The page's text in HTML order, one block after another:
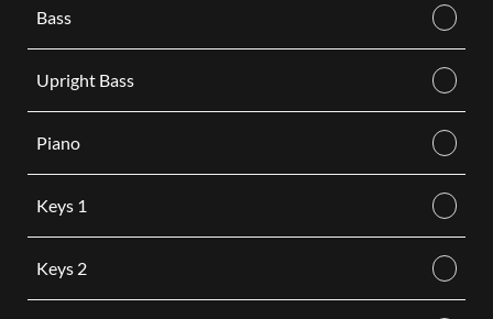
Bass
Upright Bass
Piano
Keys 1
Keys 2